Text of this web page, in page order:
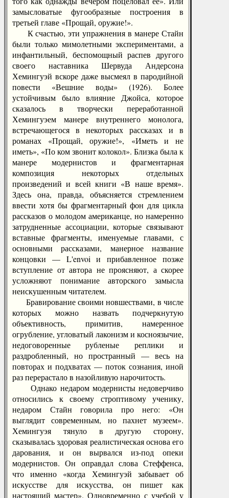
замысловатые фугообразные построения в
третьей главе «Прощай, оружие!».
К счастью, эти упражнения в манере Стайн
были только мимолетными экспериментами, а
инфантильный, беспомощный распев другого
своего наставника Шервуда Андерсона
Хемингуэй вскоре даже высмеял в пародийной
повести «Вешние воды» (1926). Более
устойчивым было влияние Джойса, которое
сказалось в творчески переработанной
Хемингуэем манере внутреннего монолога,
встречающегося в некоторых рассказах и в
романах «Прощай, оружие!», «Иметь и не
иметь», «По ком звонит колокол». Близка была к
манере модернистов и фрагментарная
композиция некоторых отдельных
произведений и всей книги «В наше время».
Здесь она, правда, объясняется стремлением
ввести хотя бы фрагментарный фон для цикла
рассказов о молодом американце, но намеренно
затрудненные ассоциации, которые связывают
вставные фрагменты, именуемые главами, с
основными рассказами, манерное название
концовки — L'envoi и прибавленное позже
вступление от автора не проясняют, а скорее
усложняют понимание авторского замысла
неискушенным читателем.
Бравирование своими новшествами, в числе
которых можно назвать подчеркнутую
объективность, примитив, намеренное
огрубление, угловатый лаконизм и косноязычие,
недоговоренные рубленые реплики и
раздробленный, но пространный — весь на
повторах и подхватах — поток сознания, иной
раз перерастало в назойливую нарочитость.
Однако недаром модернисты недоверчиво
относились к своему строптивому ученику,
недаром Стайн говорила про него: «Он
выглядит современным, но пахнет музеем».
Хемингуэя тянуло в другую сторону,
сказывалась здоровая реалистическая основа его
дарования, и он вырвался из-под опеки
модернистов. Он оправдал слова Стеффенса,
что именно «когда Хемингуэй забывает об
искусстве для искусства, он пишет как
настоящий мастер». Одновременно с учебой у